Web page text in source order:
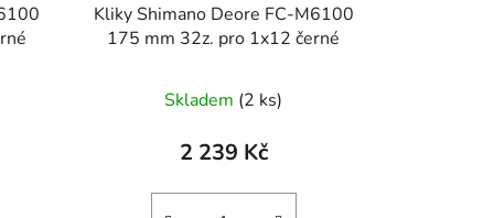
Kliky Shimano Deore FC-M6100
175 mm 32z. pro 1x12 černé
Skladem (2 ks)
2 239 Kč